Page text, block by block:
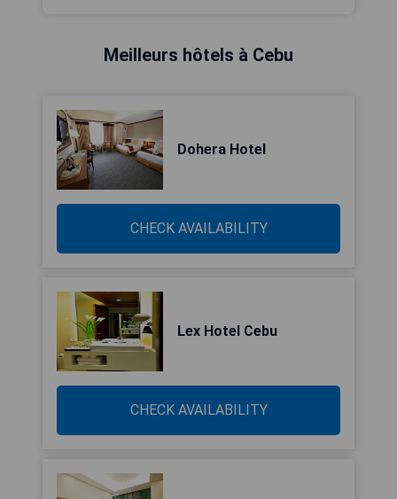
Meilleurs hôtels à Cebu
Dohera Hotel
CHECK AVAILABILITY
Lex Hotel Cebu
CHECK AVAILABILITY